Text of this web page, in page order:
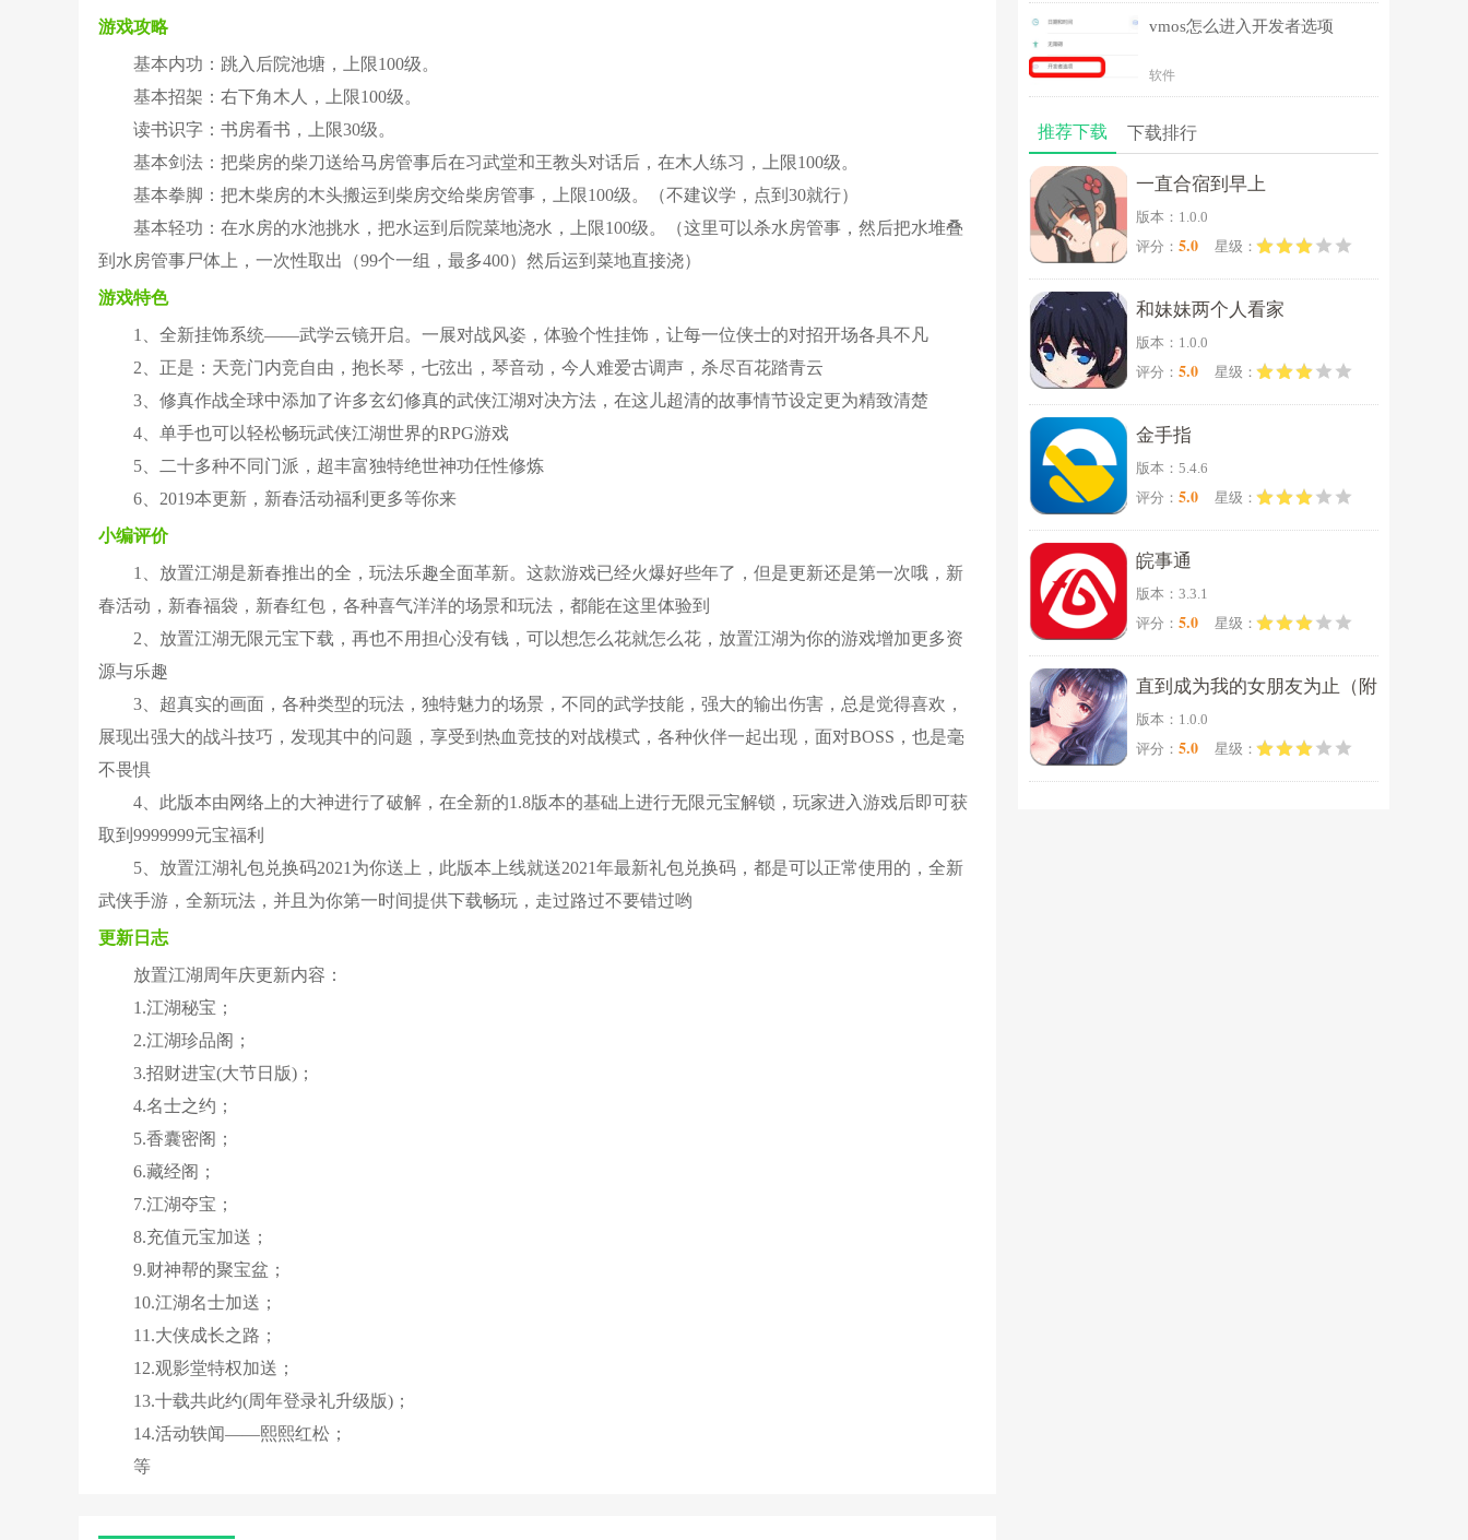
游戏攻略
基本内功：跳入后院池塘，上限100级。
基本招架：右下角木人，上限100级。
读书识字：书房看书，上限30级。
基本剑法：把柴房的柴刀送给马房管事后在习武堂和王教头对话后，在木人练习，上限100级。
基本拳脚：把木柴房的木头搬运到柴房交给柴房管事，上限100级。（不建议学，点到30就行）
基本轻功：在水房的水池挑水，把水运到后院菜地浇水，上限100级。（这里可以杀水房管事，然后把水堆叠
到水房管事尸体上，一次性取出（99个一组，最多400）然后运到菜地直接浇）
游戏特色
1、全新挂饰系统——武学云镜开启。一展对战风姿，体验个性挂饰，让每一位侠士的对招开场各具不凡
2、正是：天竞门内竞自由，抱长琴，七弦出，琴音动，今人难爱古调声，杀尽百花踏青云
3、修真作战全球中添加了许多玄幻修真的武侠江湖对决方法，在这儿超清的故事情节设定更为精致清楚
4、单手也可以轻松畅玩武侠江湖世界的RPG游戏
5、二十多种不同门派，超丰富独特绝世神功任性修炼
6、2019本更新，新春活动福利更多等你来
小编评价
1、放置江湖是新春推出的全，玩法乐趣全面革新。这款游戏已经火爆好些年了，但是更新还是第一次哦，新
春活动，新春福袋，新春红包，各种喜气洋洋的场景和玩法，都能在这里体验到
2、放置江湖无限元宝下载，再也不用担心没有钱，可以想怎么花就怎么花，放置江湖为你的游戏增加更多资
源与乐趣
3、超真实的画面，各种类型的玩法，独特魅力的场景，不同的武学技能，强大的输出伤害，总是觉得喜欢，
展现出强大的战斗技巧，发现其中的问题，享受到热血竞技的对战模式，各种伙伴一起出现，面对BOSS，也是毫
不畏惧
4、此版本由网络上的大神进行了破解，在全新的1.8版本的基础上进行无限元宝解锁，玩家进入游戏后即可获
取到9999999元宝福利
5、放置江湖礼包兑换码2021为你送上，此版本上线就送2021年最新礼包兑换码，都是可以正常使用的，全新
武侠手游，全新玩法，并且为你第一时间提供下载畅玩，走过路过不要错过哟
更新日志
放置江湖周年庆更新内容：
1.江湖秘宝；
2.江湖珍品阁；
3.招财进宝(大节日版)；
4.名士之约；
5.香囊密阁；
6.藏经阁；
7.江湖夺宝；
8.充值元宝加送；
9.财神帮的聚宝盆；
10.江湖名士加送；
11.大侠成长之路；
12.观影堂特权加送；
13.十载共此约(周年登录礼升级版)；
14.活动轶闻——熙熙红松；
等
vmos怎么进入开发者选项
软件
推荐下载 下载排行
一直合宿到早上
版本：1.0.0
评分： 5.0 星级：
和妹妹两个人看家
版本：1.0.0
评分： 5.0 星级：
金手指
版本：5.4.6
评分： 5.0 星级：
皖事通
版本：3.3.1
评分： 5.0 星级：
直到成为我的女朋友为止（附
完美攻略）
版本：1.0.0
评分： 5.0 星级：